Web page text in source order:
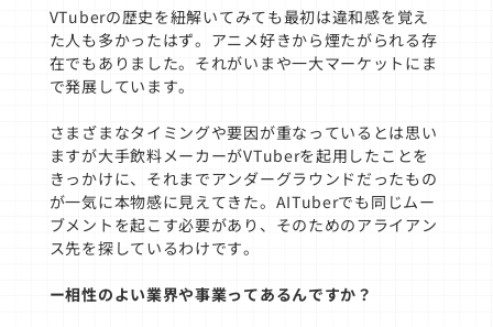
VTuberの歴史を紐解いてみても最初は違和感を覚え
た人も多かったはず。アニメ好きから煙たがられる存
在でもありました。それがいまや一大マーケットにま
で発展しています。
さまざまなタイミングや要因が重なっているとは思い
ますが大手飲料メーカーがVTuberを起用したことを
きっかけに、それまでアンダーグラウンドだったもの
が一気に本物感に見えてきた。AITuberでも同じムー
ブメントを起こす必要があり、そのためのアライアン
ス先を探しているわけです。
ー相性のよい業界や事業ってあるんですか？